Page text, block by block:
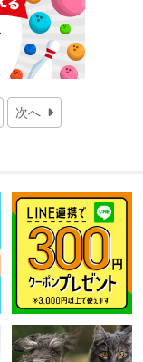
次へ